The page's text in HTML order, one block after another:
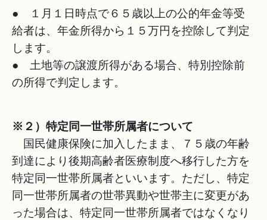
● １月１日時点で６５歳以上の公的年金等受
給者は、年金所得から１５万円を控除して判定
します。
● 土地等の譲渡所得がある場合、特別控除前
の所得で判定します。
※２）特定同一世帯所属者について
国民健康保険に加入したまま、７５歳の年齢
到達により後期高齢者医療制度へ移行した方を
特定同一世帯所属者といいます。ただし、特定
同一世帯所属者の世帯異動や世帯主に変更があ
った場合は、特定同一世帯所属者ではなくなり